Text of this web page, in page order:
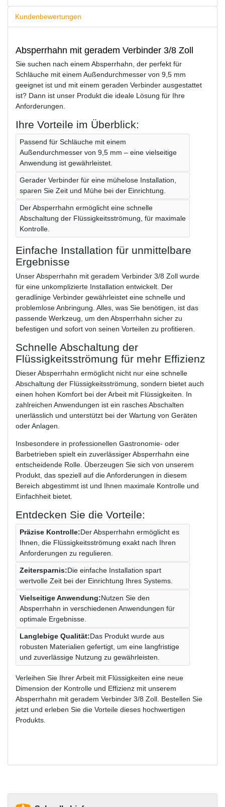
Kundenbewertungen
Absperrhahn mit geradem Verbinder 3/8 Zoll
Sie suchen nach einem Absperrhahn, der perfekt für
Schläuche mit einem Außendurchmesser von 9,5 mm
geeignet ist und mit einem geraden Verbinder ausgestattet
ist? Dann ist unser Produkt die ideale Lösung für Ihre
Anforderungen.
Ihre Vorteile im Überblick:
Passend für Schläuche mit einem
Außendurchmesser von 9,5 mm – eine vielseitige
Anwendung ist gewährleistet.
Gerader Verbinder für eine mühelose Installation,
sparen Sie Zeit und Mühe bei der Einrichtung.
Der Absperrhahn ermöglicht eine schnelle
Abschaltung der Flüssigkeitsströmung, für maximale
Kontrolle.
Einfache Installation für unmittelbare
Ergebnisse
Unser Absperrhahn mit geradem Verbinder 3/8 Zoll wurde
für eine unkomplizierte Installation entwickelt. Der
geradlinige Verbinder gewährleistet eine schnelle und
problemlose Anbringung. Alles, was Sie benötigen, ist das
passende Werkzeug, um den Absperrhahn sicher zu
befestigen und sofort von seinen Vorteilen zu profitieren.
Schnelle Abschaltung der
Flüssigkeitsströmung für mehr Effizienz
Dieser Absperrhahn ermöglicht nicht nur eine schnelle
Abschaltung der Flüssigkeitsströmung, sondern bietet auch
einen hohen Komfort bei der Arbeit mit Flüssigkeiten. In
zahlreichen Anwendungen ist ein rasches Abschalten
unerlässlich und unterstützt bei der Wartung von Geräten
oder Anlagen.
Insbesondere in professionellen Gastronomie- oder
Barbetrieben spielt ein zuverlässiger Absperrhahn eine
entscheidende Rolle. Überzeugen Sie sich von unserem
Produkt, das speziell auf die Anforderungen in diesem
Bereich abgestimmt ist und Ihnen maximale Kontrolle und
Einfachheit bietet.
Entdecken Sie die Vorteile:
Präzise Kontrolle:Der Absperrhahn ermöglicht es
Ihnen, die Flüssigkeitsströmung exakt nach Ihren
Anforderungen zu regulieren.
Zeitersparnis:Die einfache Installation spart
wertvolle Zeit bei der Einrichtung Ihres Systems.
Vielseitige Anwendung:Nutzen Sie den
Absperrhahn in verschiedenen Anwendungen für
optimale Ergebnisse.
Langlebige Qualität:Das Produkt wurde aus
robusten Materialien gefertigt, um eine langfristige
und zuverlässige Nutzung zu gewährleisten.
Verleihen Sie Ihrer Arbeit mit Flüssigkeiten eine neue
Dimension der Kontrolle und Effizienz mit unserem
Absperrhahn mit geradem Verbinder 3/8 Zoll. Bestellen Sie
jetzt und erleben Sie die Vorteile dieses hochwertigen
Produkts.